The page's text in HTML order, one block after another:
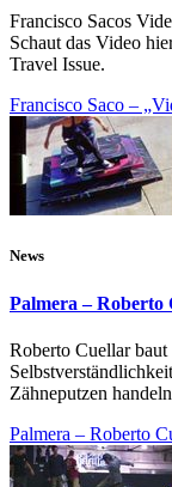
Francisco Sacos
Schaut das Video
Travel Issue.
Francisco Saco –
News
Palmera –
Roberto Cuellar
Zähneputzen
Palmera – Roberto